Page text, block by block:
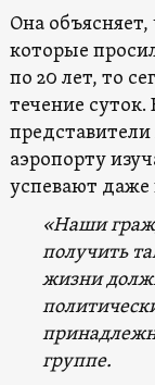
Она
которые
по 20 лет, то
течение
аэропорту
успевают даже
«Наши
получить
жизни
группе.